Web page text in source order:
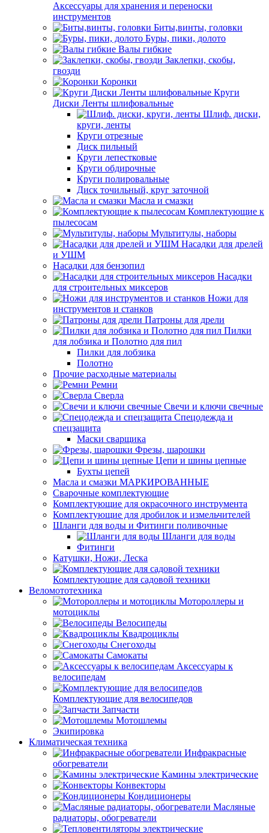
Аксессуары для хранения и переноски
инструментов
Биты,винты, головки
Буры, пики, долото
Валы гибкие
Заклепки, скобы,
гвозди
Коронки
Круги
Диски Ленты шлифовальные
Шлиф. диски,
круги, ленты
Круги отрезные
Диск пильный
Круги лепестковые
Круги обдирочные
Круги полировальные
Диск точильный, круг заточной
Масла и смазки
Комплектующие к
пылесосам
Мультитулы, наборы
Насадки для дрелей
и УШМ
Насадки для бензопил
Насадки
для строительных миксеров
Ножи для
инструментов и станков
Патроны для дрели
Пилки
для лобзика и Полотно для пил
Пилки для лобзика
Полотно
Прочие расходные материалы
Ремни
Сверла
Свечи и ключи свечные
Спецодежда и
спецзащита
Маски сварщика
Фрезы, шарошки
Цепи и шины цепные
Бухты цепей
Масла и смазки МАРКИРОВАННЫЕ
Сварочные комплектующие
Комплектующие для окрасочного инструмента
Комплектующие для дробилок и измельчителей
Шланги для воды и Фитинги поливочные
Шланги для воды
Фитинги
Катушки, Ножи, Леска
Комплектующие для садовой техники
Веломототехника
Мотороллеры и
мотоциклы
Велосипеды
Квадроциклы
Снегоходы
Самокаты
Аксессуары к
велосипедам
Комплектующие для велосипедов
Запчасти
Мотошлемы
Экипировка
Климатическая техника
Инфракрасные
обогреватели
Камины электрические
Конвекторы
Кондиционеры
Масляные
радиаторы, обогреватели